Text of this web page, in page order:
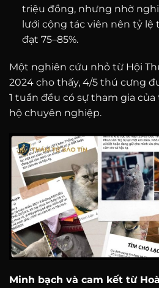
triệu đồng, nhưng nhờ
lưới cộng tác viên nên tỷ lệ
đạt 75–85%.
Một nghiên cứu nhỏ từ Hội
2024 cho thấy, 4/5 thú cưng
1 tuần đều có sự tham gia
hộ chuyên nghiệp.
Minh bạch và cam kết từ